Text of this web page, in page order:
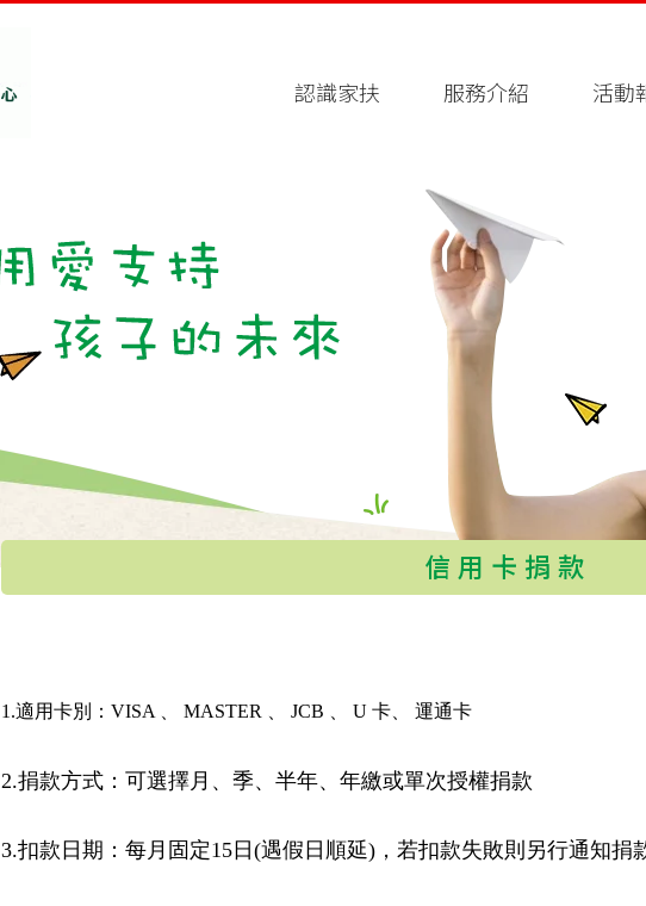
認識家扶 服務介紹 活動
信用卡捐款
1.適用卡別：VISA 、 MASTER 、 JCB 、 U 卡、 運通卡
2.捐款方式：可選擇月、季、半年、年繳或單次授權捐款
3.扣款日期：每月固定15日(遇假日順延)，若扣款失敗則另行通知捐